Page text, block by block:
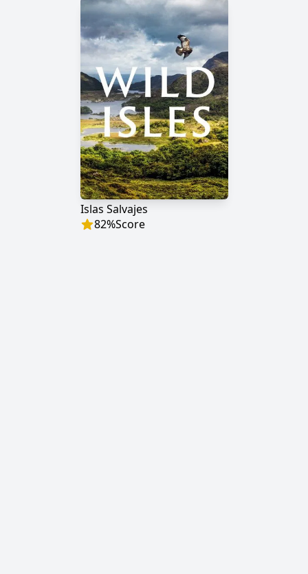
Islas Salvajes
82%Score